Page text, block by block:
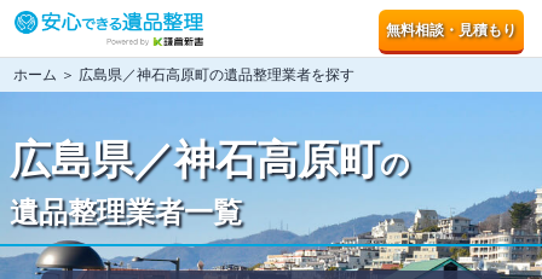
無料相談・見積もり
ホーム ＞ 広島県／神石高原町の遺品整理業者を探す
広島県／神石高原町の
遺品整理業者一覧